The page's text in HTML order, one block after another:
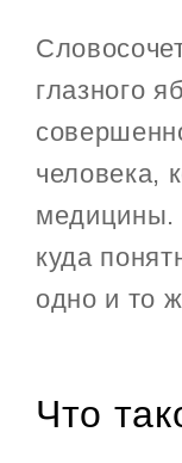
глазного
человека,
медицины.
куда
одно и то
Что